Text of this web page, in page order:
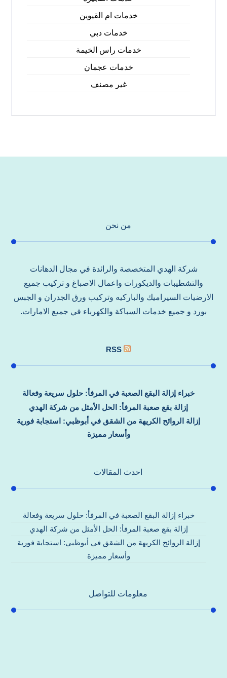
خدمات ام القيوين
خدمات دبي
خدمات راس الخيمة
خدمات عجمان
غير مصنف
من نحن
شركة الهدي المتخصصة والرائدة في مجال الدهانات
والتشطيبات والديكورات واعمال الاصباغ و تركيب جميع
الارضيات السيراميك والباركيه وتركيب ورق الجدران و الجبس
بورد و جميع خدمات السباكة والكهرباء في جميع الامارات.
RSS
خبراء إزالة البقع الصعبة في المرفأ: حلول سريعة وفعالة
إزالة بقع صعبة المرفأ: الحل الأمثل من شركة الهدي
إزالة الروائح الكريهة من الشقق في أبوظبي: استجابة فورية
وأسعار مميزة
احدث المقالات
خبراء إزالة البقع الصعبة في المرفأ: حلول سريعة وفعالة
إزالة بقع صعبة المرفأ: الحل الأمثل من شركة الهدي
إزالة الروائح الكريهة من الشقق في أبوظبي: استجابة فورية
وأسعار مميزة
معلومات للتواصل